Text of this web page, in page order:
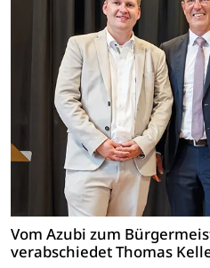
Vom Azubi zum
verabschiedet Thomas